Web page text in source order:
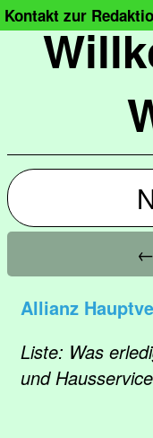
Kontakt zur
Allianz
Liste: Was
und Hausservice